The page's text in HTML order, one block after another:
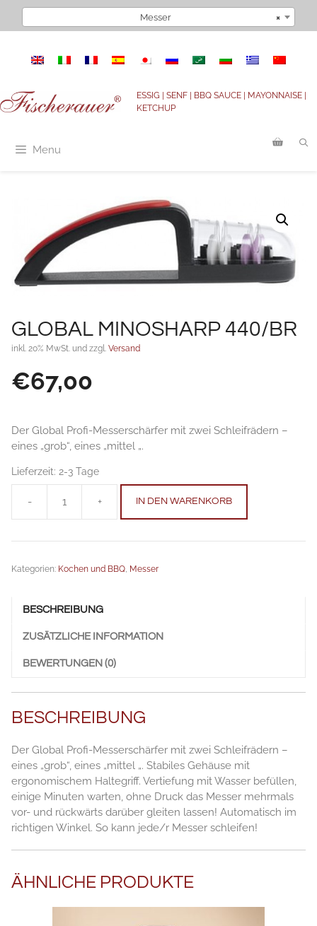
Inhalt
×
Messer
ESSIG | SENF | BBQ SAUCE | MAYONNAISE |
KETCHUP
Menu
GLOBAL MINOSHARP 440/BR
inkl. 20% MwSt. und zzgl. Versand
€67,00
Der Global Profi-Messerschärfer mit zwei Schleifrädern –
eines „grob“, eines „mittel „.
Lieferzeit: 2-3 Tage
-
GLOBAL
Minosharp
440/BR
+ IN DEN WARENKORB
Kategorien: Kochen und BBQ Messer
BESCHREIBUNG
ZUSÄTZLICHE INFORMATION
BEWERTUNGEN (0)
BESCHREIBUNG
Der Global Profi-Messerschärfer mit zwei Schleifrädern –
eines „grob“, eines „mittel „. Stabiles Gehäuse mit
ergonomischem Haltegriff. Vertiefung mit Wasser befüllen,
einige Minuten warten, ohne Druck das Messer mehrmals
vor- und rückwärts darüber gleiten lassen! Automatisch im
richtigen Winkel. So kann jede/r Messer schleifen!
ÄHNLICHE PRODUKTE